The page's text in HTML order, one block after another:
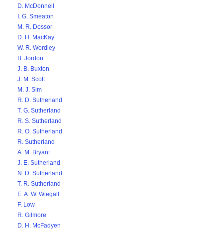
D. McDonnell
I. G. Smeaton
M. R. Dossor
D. H. MacKay
W. R. Wordley
B. Jordon
J. B. Buxton
J. M. Scott
M. J. Sim
R. D. Sutherland
T. G. Sutherland
R. S. Sutherland
R. O. Sutherland
R. Sutherland
A. M. Bryant
J. E. Sutherland
N. D. Sutherland
T. R. Sutherland
E. A. W. Wiegall
F. Low
R. Gilmore
D. H. McFadyen